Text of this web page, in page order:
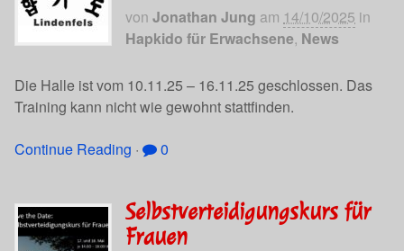
von Jonathan Jung am 14/10/2025 in
Hapkido für Erwachsene, News
Die Halle ist vom 10.11.25 – 16.11.25 geschlossen. Das
Training kann nicht wie gewohnt stattfinden.
Continue Reading · 0
Selbstverteidigungskurs für
Frauen